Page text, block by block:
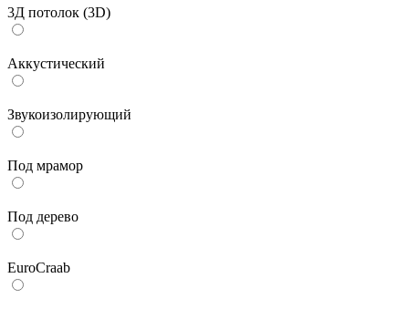
3Д потолок (3D)
Аккустический
Звукоизолирующий
Под мрамор
Под дерево
EuroCraab